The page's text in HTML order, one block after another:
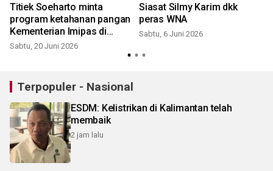
Titiek Soeharto minta
program ketahanan pangan
Kementerian Imipas di
Nusakambangan ditiru
Sabtu, 20 Juni 2026
Siasat Silmy Karim dkk
peras WNA
Sabtu, 6 Juni 2026
Terpopuler - Nasional
ESDM: Kelistrikan di Kalimantan telah
membaik
2 jam lalu